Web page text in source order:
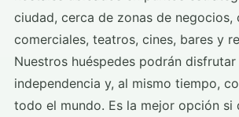
ciudad, cerca de zonas de negocios,
comerciales, teatros, cines, bares y
Nuestros huéspedes podrán disfrutar
independencia y, al mismo tiempo,
todo el mundo. Es la mejor opción si